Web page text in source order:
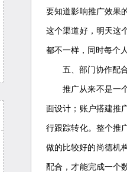
要知道影响推广效果
这个渠道好，明天这
都不一样，同时每个
五、部门协作配
推广从来不是一
面设计；账户搭建推
行跟踪转化。整个推
做的比较好的尚德机
配合，才能完成一个